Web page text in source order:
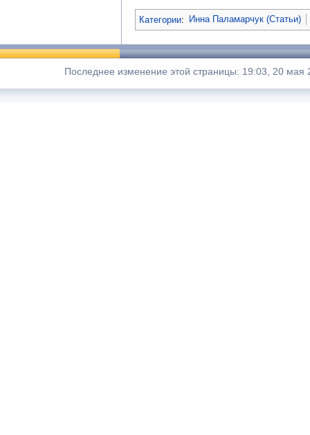
Категории: Инна Паламарчук (Статьи)
Последнее изменение этой страницы: 19:03, 20 мая